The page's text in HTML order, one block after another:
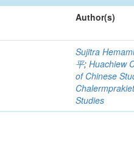
Author(s)
Sujitra
平;Huachiew
of Chinese
Studies